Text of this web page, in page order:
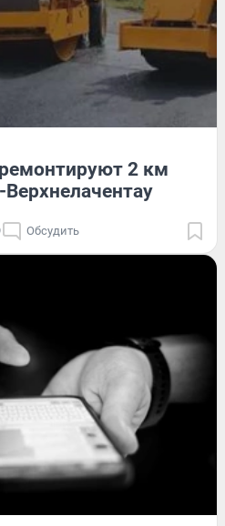
2 км
Обсудить